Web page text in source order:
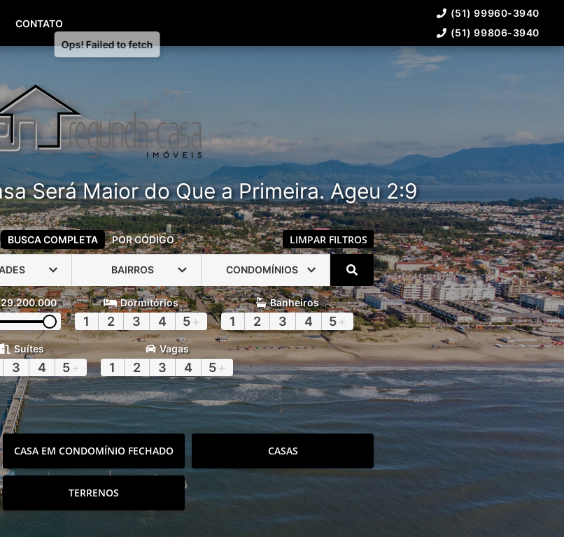
(51) 99960-3940
CONTATO
(51) 99960-3940
(51) 99806-3940
Será Maior do Que a Primeira. Ageu 2:9
BUSCA COMPLETA POR CÓDIGO LIMPAR FILTROS
BAIRROS CONDOMÍNIOS
29.200.000 Dormitórios
1 2 3 4 5+
Banheiros
1 2 3 4 5+
Suítes
3 4 5+
Vagas
1 2 3 4 5+
CASA EM CONDOMÍNIO FECHADO CASAS
TERRENOS